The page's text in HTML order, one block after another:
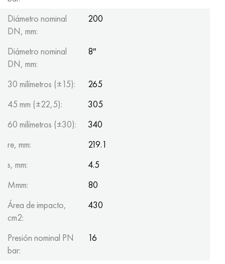
Diámetro nominal
DN, mm:
200
Diámetro nominal
DN, mm:
8″
30 milímetros (±15):
265
45 mm (±22,5):
305
60 milímetros (±30):
340
re, mm:
219.1
s, mm:
4.5
Mmm:
80
Área de impacto,
cm2:
430
Presión nominal PN
bar:
16